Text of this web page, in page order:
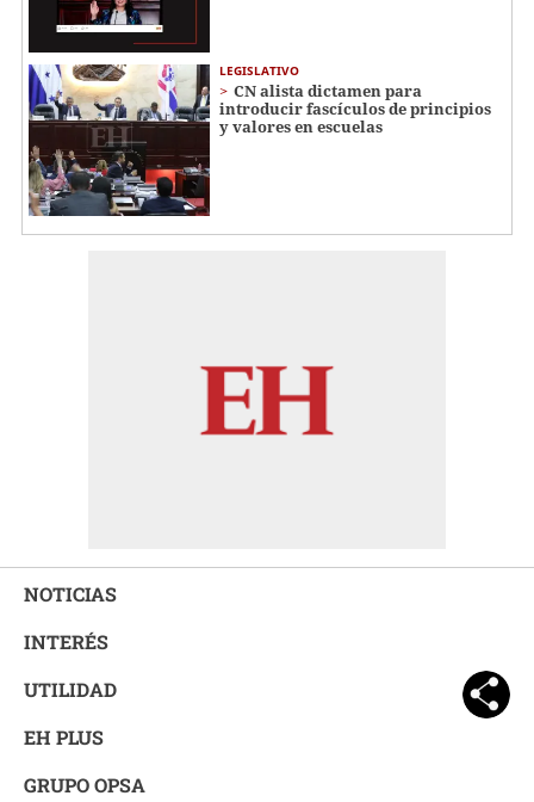
LEGISLATIVO
CN alista dictamen para
introducir fascículos de principios
y valores en escuelas
NOTICIAS
INTERÉS
UTILIDAD
EH PLUS
GRUPO OPSA